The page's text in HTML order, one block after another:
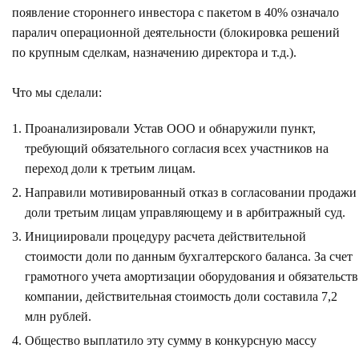
появление стороннего инвестора с пакетом в 40% означало
паралич операционной деятельности (блокировка решений
по крупным сделкам, назначению директора и т.д.).
Что мы сделали:
Проанализировали Устав ООО и обнаружили пункт,
требующий обязательного согласия всех участников на
переход доли к третьим лицам.
Направили мотивированный отказ в согласовании продажи
доли третьим лицам управляющему и в арбитражный суд.
Инициировали процедуру расчета действительной
стоимости доли по данным бухгалтерского баланса. За счет
грамотного учета амортизации оборудования и обязательств
компании, действительная стоимость доли составила 7,2
млн рублей.
Общество выплатило эту сумму в конкурсную массу